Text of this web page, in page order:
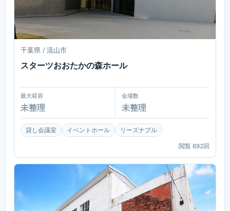
千葉県 / 流山市
スターツおおたかの森ホール
最大収容
未整理
会場数
未整理
貸し会議室 イベントホール リーズナブル
閲覧 692回